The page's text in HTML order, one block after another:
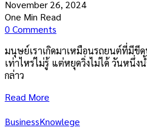
November 26, 2024
One Min Read
0 Comments
มนุษย์เราเกิดมาเหมือนรถยนต์ที่มีขี
เท่าไหร่ไม่รู้ แต่หยุดวิ่งไม่ได้ วันหนึ่ง
กล่าว
Read More
BusinessKnowlege